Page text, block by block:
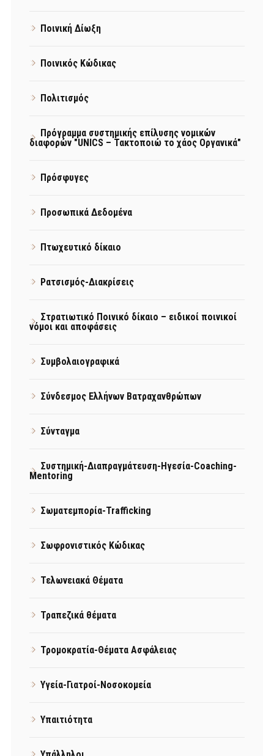
Ποινική Δίωξη
Ποινικός Κώδικας
Πολιτισμός
Πρόγραμμα συστημικής επίλυσης νομικών
διαφορών "UNICS – Τακτοποιώ το χάος Οργανικά"
Πρόσφυγες
Προσωπικά Δεδομένα
Πτωχευτικό δίκαιο
Ρατσισμός-Διακρίσεις
Στρατιωτικό Ποινικό δίκαιο – ειδικοί ποινικοί
νόμοι και αποφάσεις
Συμβολαιογραφικά
Σύνδεσμος Ελλήνων Βατραχανθρώπων
Σύνταγμα
Συστημική-Διαπραγμάτευση-Ηγεσία-Coaching-
Mentoring
Σωματεμπορία-Trafficking
Σωφρονιστικός Κώδικας
Τελωνειακά Θέματα
Τραπεζικά θέματα
Τρομοκρατία-Θέματα Ασφάλειας
Υγεία-Γιατροί-Νοσοκομεία
Υπαιτιότητα